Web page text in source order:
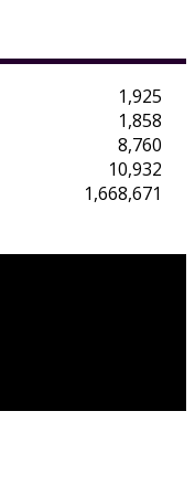
1,925
1,858
8,760
10,932
1,668,671